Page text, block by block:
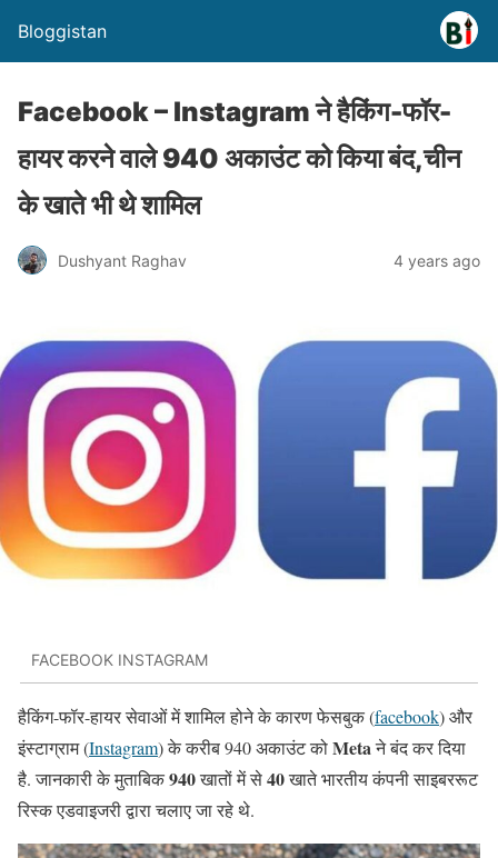
Bloggistan
Facebook – Instagram ने हैकिंग-फॉर-
हायर करने वाले 940 अकाउंट को किया बंद,चीन
के खाते भी थे शामिल
Dushyant Raghav 4 years ago
FACEBOOK INSTAGRAM
हैकिंग-फॉर-हायर सेवाओं में शामिल होने के कारण फेसबुक (facebook) और
इंस्टाग्राम (Instagram) के करीब 940 अकाउंट कोMetaने बंद कर दिया
है. जानकारी के मुताबिक940खातों में से40खाते भारतीय कंपनी साइबररूट
रिस्क एडवाइजरी द्वारा चलाए जा रहे थे.